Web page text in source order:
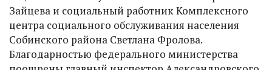
Зайцева и социальный работник Комплексного
центра социального обслуживания населения
Собинского района Светлана Фролова.
Благодарностью федерального министерства